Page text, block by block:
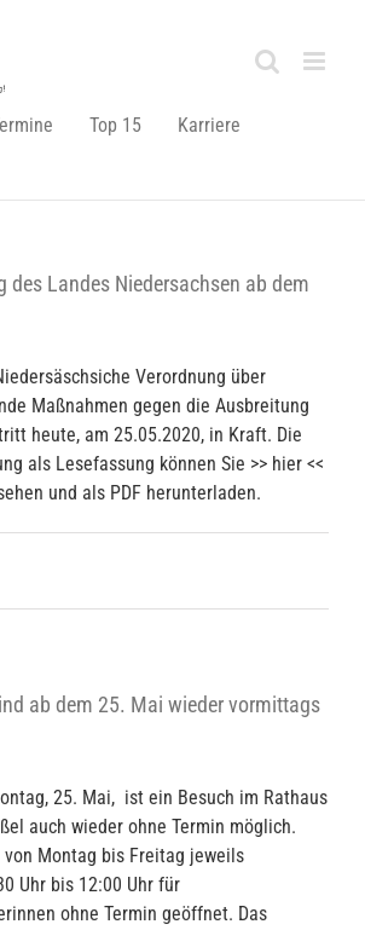
Top 15
Karriere
des Landes Niedersachsen ab dem
Verordnung über
Maßnahmen gegen die Ausbreitung
heute, am 25.05.2020, in Kraft. Die
als Lesefassung können Sie >> hier <<
und als PDF herunterladen.
ab dem 25. Mai wieder vormittags
25. Mai, ist ein Besuch im Rathaus
auch wieder ohne Termin möglich.
von Montag bis Freitag jeweils
Uhr bis 12:00 Uhr für
ohne Termin geöffnet. Das